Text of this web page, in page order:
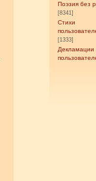
Поэзия без
[8341]
Стихи
[1333]
Декламации